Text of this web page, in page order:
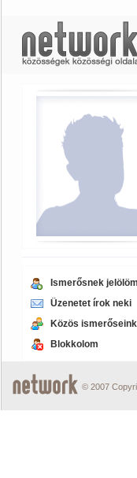
Ismerősnek jelölöm
Üzenetet írok neki
Közös ismerőseink
Blokkolom
© 2007